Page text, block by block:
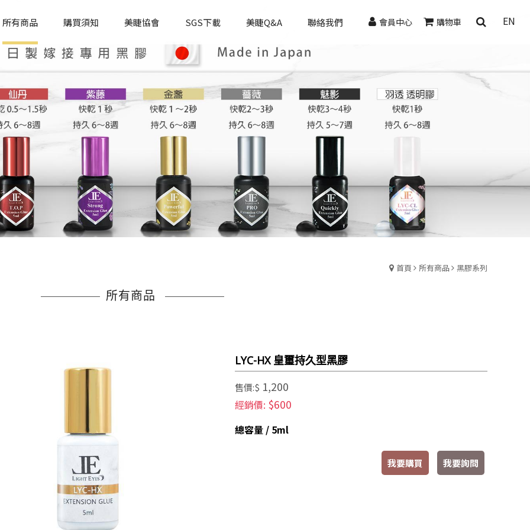
EN
會員中心 購物車
所有商品 購買須知 美睫協會 SGS下載 美睫Q&A 聯絡我們
首頁 所有商品 黑膠系列
所有商品
LYC-HX 皇璽持久型黑膠
售價:$ 1,200
經銷價: $600
總容量 / 5ml
我要購買 我要詢問